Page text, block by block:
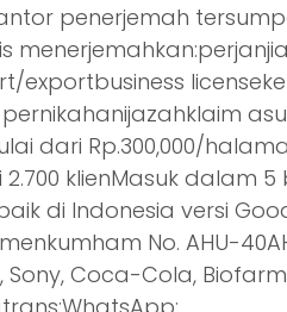
penerjemah
exportbusiness
pernikahanijazahklaim
dari Rp.300,000/
klienMasuk dalam
di Indonesia versi
No. AHU-
Sony, Coca-Cola,